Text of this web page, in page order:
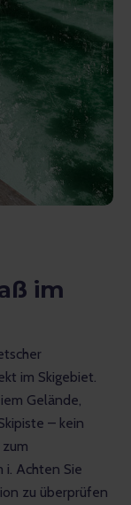
im
im Skigebiet.
Gelände,
– kein
i. Achten Sie
zu überprüfen